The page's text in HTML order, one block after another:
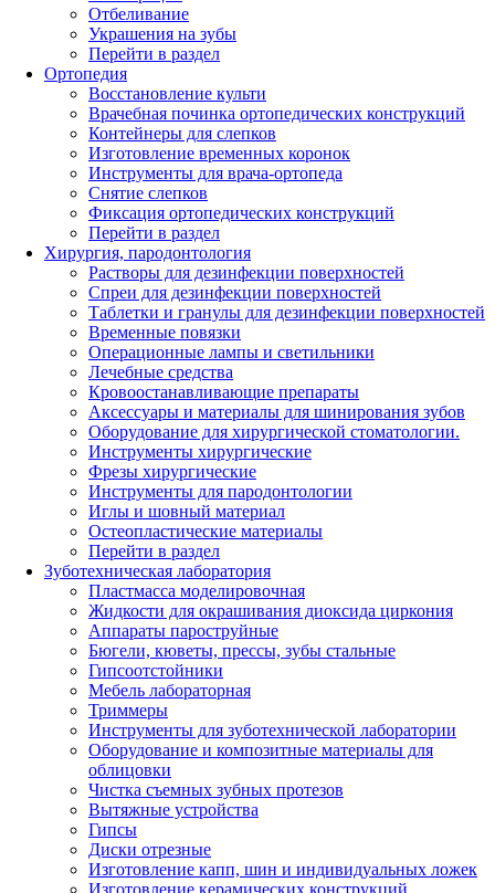
Отбеливание
Украшения на зубы
Перейти в раздел
Ортопедия
Восстановление культи
Врачебная починка ортопедических конструкций
Контейнеры для слепков
Изготовление временных коронок
Инструменты для врача-ортопеда
Снятие слепков
Фиксация ортопедических конструкций
Перейти в раздел
Хирургия, пародонтология
Растворы для дезинфекции поверхностей
Спреи для дезинфекции поверхностей
Таблетки и гранулы для дезинфекции поверхностей
Временные повязки
Операционные лампы и светильники
Лечебные средства
Кровоостанавливающие препараты
Аксессуары и материалы для шинирования зубов
Оборудование для хирургической стоматологии.
Инструменты хирургические
Фрезы хирургические
Инструменты для пародонтологии
Иглы и шовный материал
Остеопластические материалы
Перейти в раздел
Зуботехническая лаборатория
Пластмасса моделировочная
Жидкости для окрашивания диоксида циркония
Аппараты пароструйные
Бюгели, кюветы, прессы, зубы стальные
Гипсоотстойники
Мебель лабораторная
Триммеры
Инструменты для зуботехнической лаборатории
Оборудование и композитные материалы для
облицовки
Чистка съемных зубных протезов
Вытяжные устройства
Гипсы
Диски отрезные
Изготовление капп, шин и индивидуальных ложек
Изготовление керамических конструкций